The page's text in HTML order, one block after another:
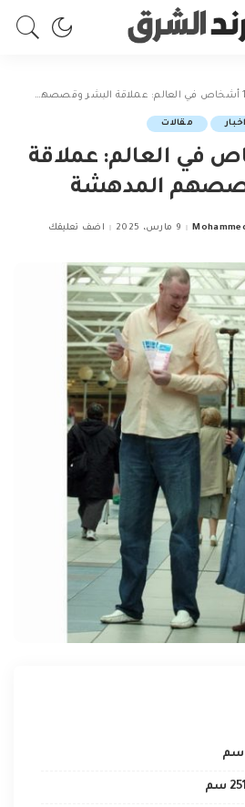
اخبار مقالات
أشخاص في العالم: عملاقة
المدهشة
9 مارس، 2025 اضف تعليقك